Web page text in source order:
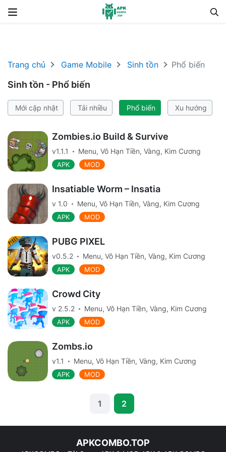
Chuyển đến nội dung
Trang chủ Game Mobile Sinh tồn Phổ biến
Sinh tồn - Phổ biến
Mới cập nhật Tải nhiều Phổ biến Xu hướng
Zombies.io Build & Survive
v1.1.1 Menu, Vô Hạn Tiền, Vàng, Kim Cương
APK MOD
Insatiable Worm – Insatia
v 1.0 Menu, Vô Hạn Tiền, Vàng, Kim Cương
APK MOD
PUBG PIXEL
v0.5.2 Menu, Vô Hạn Tiền, Vàng, Kim Cương
APK MOD
Crowd City
v 2.5.2 Menu, Vô Hạn Tiền, Vàng, Kim Cương
APK MOD
Zombs.io
v1.1 Menu, Vô Hạn Tiền, Vàng, Kim Cương
APK MOD
1 2
APKCOMBO.TOP